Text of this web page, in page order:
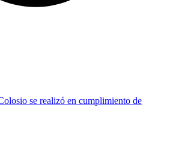
se realizó en cumplimiento de